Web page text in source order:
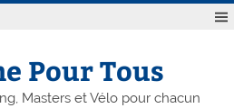
Pour Tous
Masters et Vélo pour chacun